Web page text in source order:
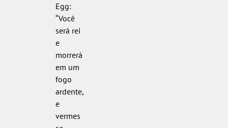
Egg:
“Você
será rei
e
morrerá
em um
fogo
ardente,
e
vermes